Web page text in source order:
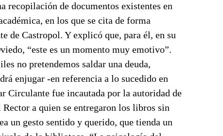
recopilación de documentos existentes en
en los que se cita de forma
de Castropol. Y explicó que, para él, en su
“este es un momento muy emotivo”.
no pretendemos saldar una deuda,
enjugar -en referencia a lo sucedido en
Circulante fue incautada por la autoridad de
a quien se entregaron los libros sin
un gesto sentido y querido, que tienda un